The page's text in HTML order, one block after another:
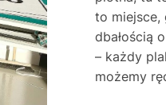
to miejsce,
dbałością
– każdy
możemy